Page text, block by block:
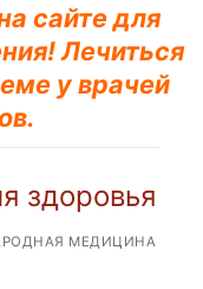
сайте для
Лечиться
у врачей
здоровья
МЕДИЦИНА